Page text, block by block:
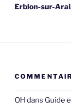
Erblon-sur-
OH dans Guide